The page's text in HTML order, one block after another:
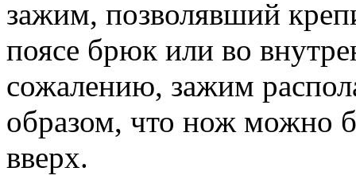
зажим, позволявший
поясе брюк или во
сожалению, зажим
образом, что нож можно
вверх.